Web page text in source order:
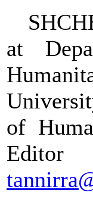
at
of
Editor